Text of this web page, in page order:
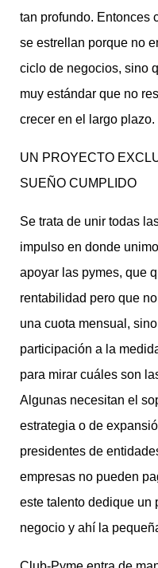
tan profundo. Entonces
se estrellan porque no
ciclo de negocios, sino
muy estándar que no
crecer en el largo plazo.
UN PROYECTO
SUEÑO CUMPLIDO
Se trata de unir todas
impulso en donde
apoyar las pymes, que
rentabilidad pero que
una cuota mensual,
participación a la
para mirar cuáles son
Algunas necesitan el
estrategia o de
presidentes de
empresas no pueden
este talento dedique un
negocio y ahí la